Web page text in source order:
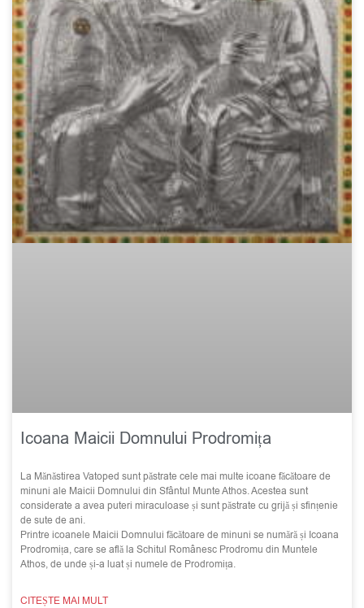
Icoana Maicii Domnului Prodromița
La Mănăstirea Vatoped sunt păstrate cele mai multe icoane făcătoare de
minuni ale Maicii Domnului din Sfântul Munte Athos. Acestea sunt
considerate a avea puteri miraculoase și sunt păstrate cu grijă și sfințenie
de sute de ani.
Printre icoanele Maicii Domnului făcătoare de minuni se numără și Icoana
Prodromița, care se află la Schitul Românesc Prodromu din Muntele
Athos, de unde și-a luat și numele de Prodromița.
CITEȘTE MAI MULT